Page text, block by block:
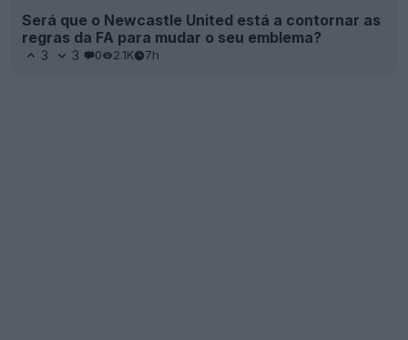
Será que o Newcastle United está a contornar as
regras da FA para mudar o seu emblema?
3 3 0 2.1K 7h